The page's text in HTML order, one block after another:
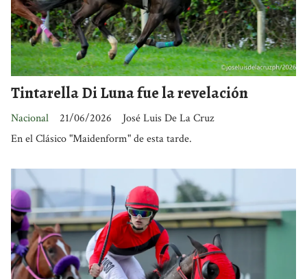
Tintarella Di Luna fue la revelación
José Luis De La Cruz
Nacional
21/06/2026
En el Clásico "Maidenform" de esta tarde.